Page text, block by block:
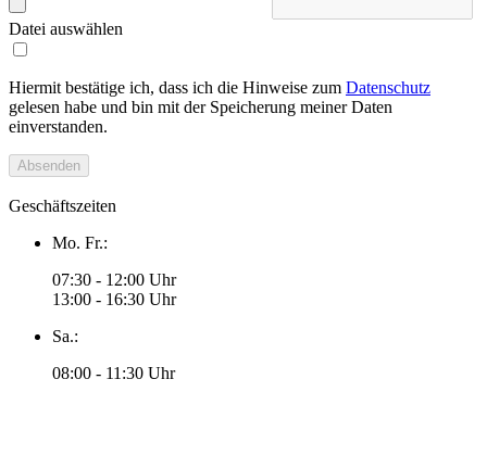
Datei auswählen
Hiermit bestätige ich, dass ich die Hinweise zum Datenschutz
gelesen habe und bin mit der Speicherung meiner Daten
einverstanden.
Absenden
Geschäftszeiten
Mo. Fr.:
07:30 - 12:00 Uhr
13:00 - 16:30 Uhr
Sa.:
08:00 - 11:30 Uhr